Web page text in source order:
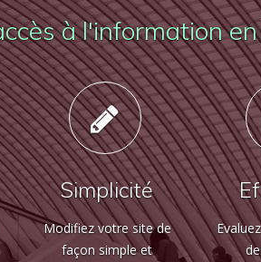
à l'information
Simplicité
Modifiez votre site de
façon simple et